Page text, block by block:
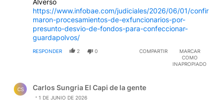
https://www.infobae.com/judiciales/2026/06/01/confir
maron-procesamientos-de-exfuncionarios-por-
presunto-desvio-de-fondos-para-confeccionar-
guardapolvos/
RESPONDER 2 0 COMPARTIR
MARCAR
COMO
INAPROPIADO
CS Carlos Sungria El Capi de la gente
1 DE JUNIO DE 2026